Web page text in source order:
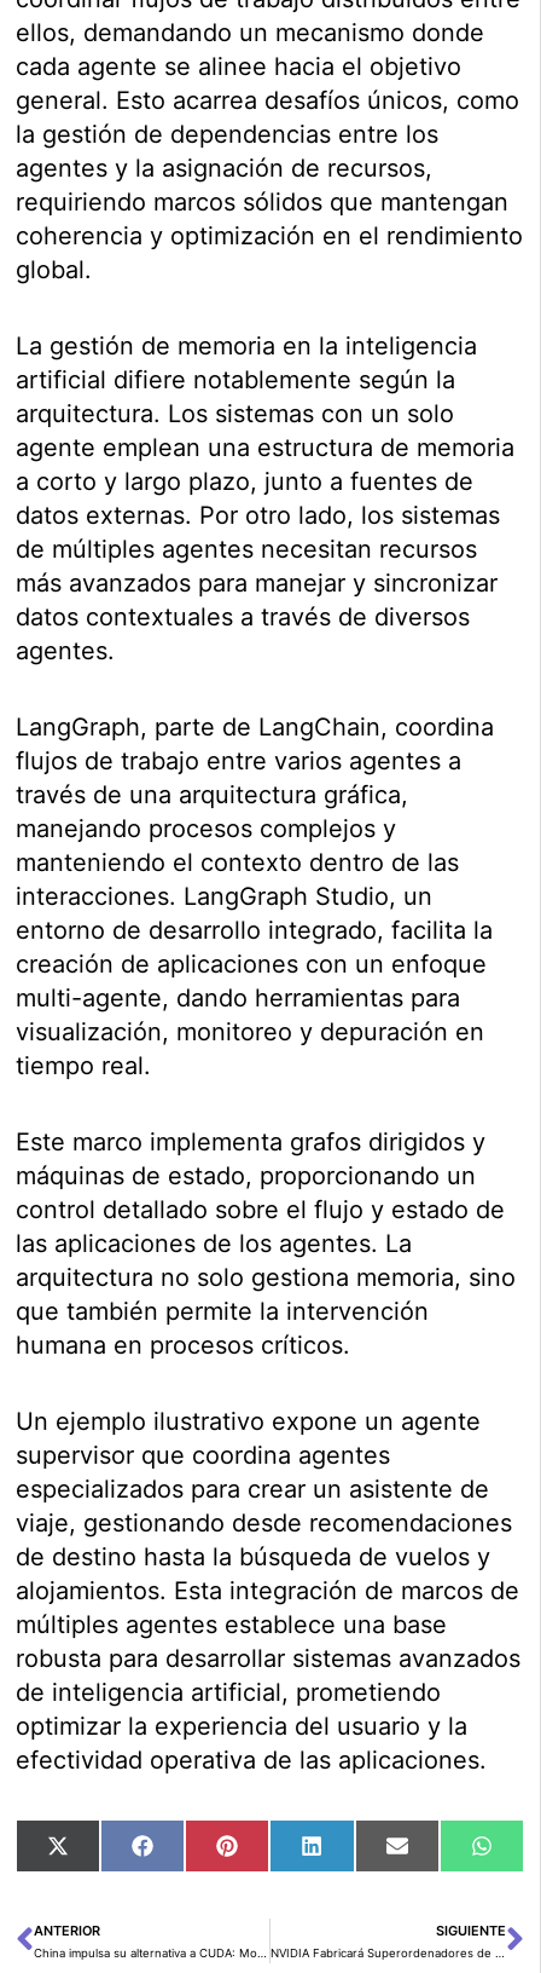
ellos, demandando un mecanismo donde
cada agente se alinee hacia el objetivo
general. Esto acarrea desafíos únicos, como
la gestión de dependencias entre los
agentes y la asignación de recursos,
requiriendo marcos sólidos que mantengan
coherencia y optimización en el rendimiento
global.
La gestión de memoria en la inteligencia
artificial difiere notablemente según la
arquitectura. Los sistemas con un solo
agente emplean una estructura de memoria
a corto y largo plazo, junto a fuentes de
datos externas. Por otro lado, los sistemas
de múltiples agentes necesitan recursos
más avanzados para manejar y sincronizar
datos contextuales a través de diversos
agentes.
LangGraph, parte de LangChain, coordina
flujos de trabajo entre varios agentes a
través de una arquitectura gráfica,
manejando procesos complejos y
manteniendo el contexto dentro de las
interacciones. LangGraph Studio, un
entorno de desarrollo integrado, facilita la
creación de aplicaciones con un enfoque
multi-agente, dando herramientas para
visualización, monitoreo y depuración en
tiempo real.
Este marco implementa grafos dirigidos y
máquinas de estado, proporcionando un
control detallado sobre el flujo y estado de
las aplicaciones de los agentes. La
arquitectura no solo gestiona memoria, sino
que también permite la intervención
humana en procesos críticos.
Un ejemplo ilustrativo expone un agente
supervisor que coordina agentes
especializados para crear un asistente de
viaje, gestionando desde recomendaciones
de destino hasta la búsqueda de vuelos y
alojamientos. Esta integración de marcos de
múltiples agentes establece una base
robusta para desarrollar sistemas avanzados
de inteligencia artificial, prometiendo
optimizar la experiencia del usuario y la
efectividad operativa de las aplicaciones.
Compartir
en
X
(Twitter)
Compartir
en
FacebookCompartir
en
PinterestCompartir
en
LinkedInCompartir
en
Email
en
Ant
ANTERIOR SIGUIENTE